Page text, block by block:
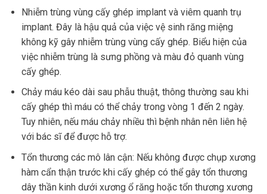
Nhiễm trùng vùng cấy ghép implant và viêm quanh trụ
implant. Đây là hậu quả của việc vệ sinh răng miệng
không kỹ gây nhiễm trùng vùng cấy ghép. Biểu hiện của
việc nhiễm trùng là sưng phồng và màu đỏ quanh vùng
cấy ghép.
Chảy máu kéo dài sau phẫu thuật, thông thường sau khi
cấy ghép thì máu có thể chảy trong vòng 1 đến 2 ngày.
Tuy nhiên, nếu máu chảy nhiều thì bệnh nhân nên liên hệ
với bác sĩ để được hỗ trợ.
Tổn thương các mô lân cận: Nếu không được chụp xương
hàm cẩn thận trước khi cấy ghép có thể gây tổn thương
dây thần kinh dưới xương ổ răng hoặc tổn thương xương